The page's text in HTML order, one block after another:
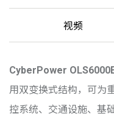
视频
CyberPower
用双变换式结构，可为
控系统、交通设施、基